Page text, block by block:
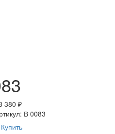
380 ₽
В 0083
Купить